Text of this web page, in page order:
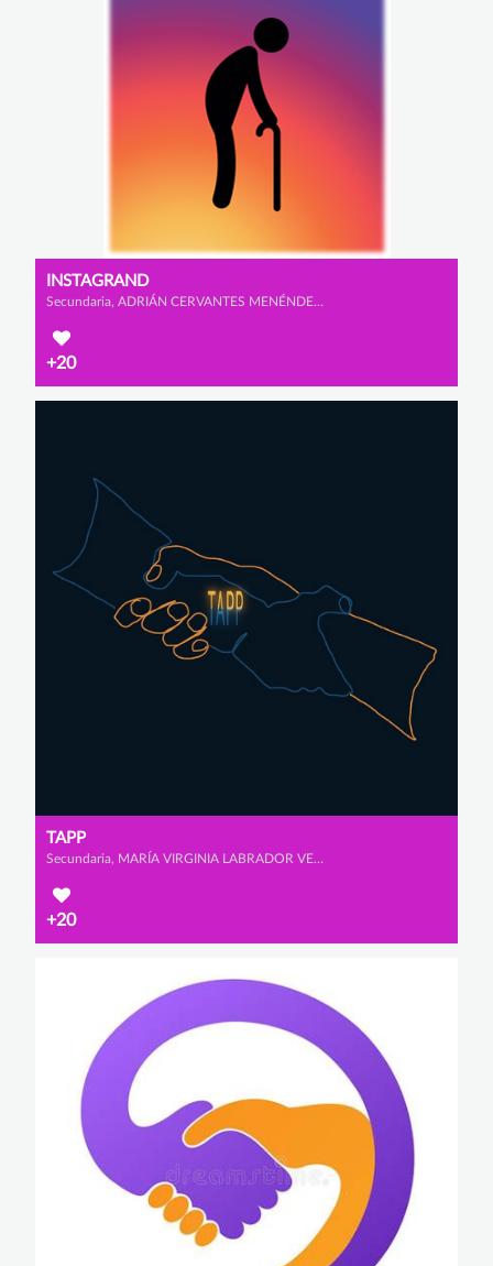
INSTAGRAND
Secundaria, ADRIÁN CERVANTES MENÉNDEZ, GONZALO GARCÍA FERNÁMDEZ y MARIO FAURA SANZ
+20
TAPP
Secundaria, MARÍA VIRGINIA LABRADOR VENERO, AMAYA MUÑOZ MONJE y ALEXANDRA SANZ GARCÍA
+20